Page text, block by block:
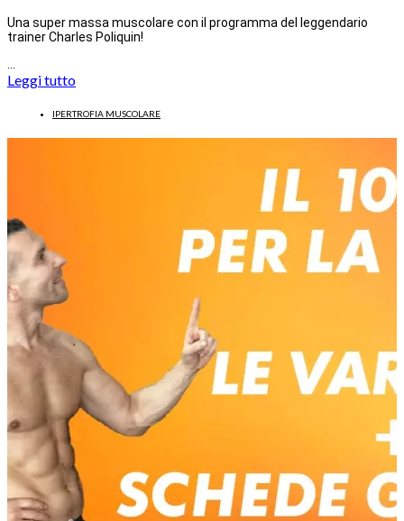
Una super massa muscolare con il programma del leggendario
trainer Charles Poliquin!
Leggi tutto
IPERTROFIA MUSCOLARE